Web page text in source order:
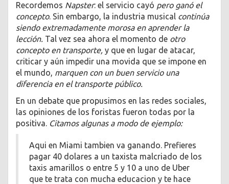
Recordemos Napster: el servicio cayó pero ganó el
concepto. Sin embargo, la industria musical continúa
siendo extremadamente morosa en aprender la
lección. Tal vez sea ahora el momento de otro
concepto en transporte, y que en lugar de atacar,
criticar y aún impedir una movida que se impone en
el mundo, marquen con un buen servicio una
diferencia en el transporte público.
En un debate que propusimos en las redes sociales,
las opiniones de los foristas fueron todas por la
positiva. Citamos algunas a modo de ejemplo:
Aqui en Miami tambien va ganando. Prefieres
pagar 40 dolares a un taxista malcriado de los
taxis amarillos o entre 5 y 10 a uno de Uber
que te trata con mucha educacion y te hace